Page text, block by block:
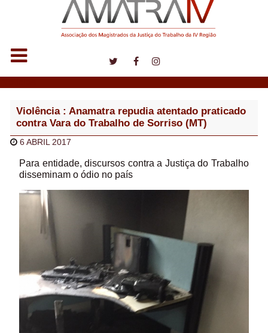
Violência : Anamatra repudia atentado praticado
contra Vara do Trabalho de Sorriso (MT)
6 ABRIL 2017
Para entidade, discursos contra a Justiça do Trabalho
disseminam o ódio no país